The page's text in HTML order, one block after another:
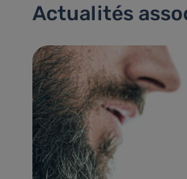
Actualités